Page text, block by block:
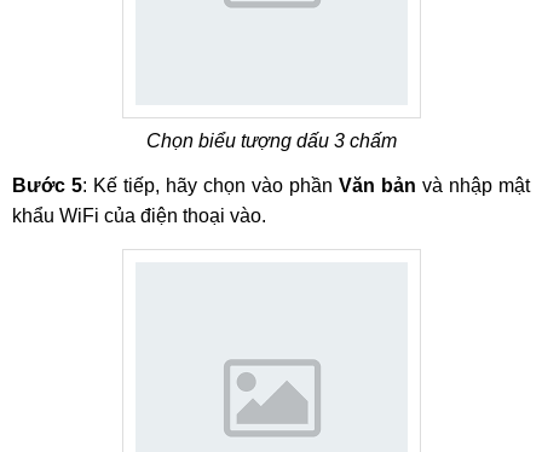
Chọn biểu tượng dấu 3 chấm
Bước 5: Kế tiếp, hãy chọn vào phần Văn bản và nhập mật
khẩu WiFi của điện thoại vào.